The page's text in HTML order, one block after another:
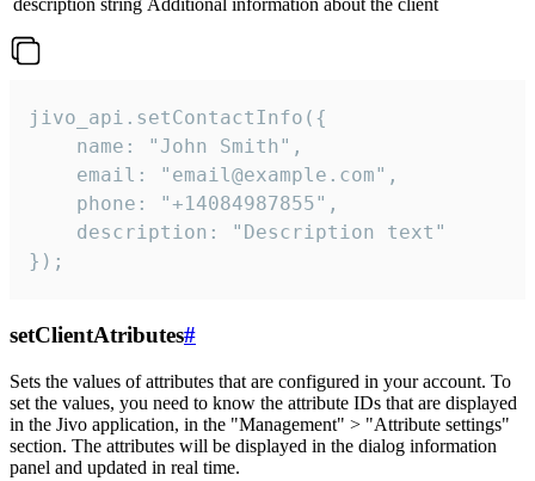
description string Additional information about the client
jivo_api.setContactInfo({
    name: "John Smith",
    email: "email@example.com",
    phone: "+14084987855",
    description: "Description text"
});
setClientAtributes#
Sets the values ​​of attributes that are configured in your account. To
set the values, you need to know the attribute IDs that are displayed
in the Jivo application, in the "Management" > "Attribute settings"
section. The attributes will be displayed in the dialog information
panel and updated in real time.